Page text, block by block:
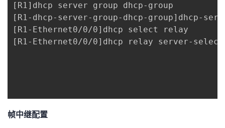
[R1]dhcp server group dhcp-group
[R1-dhcp-server-group-dhcp-group]dhcp-
[R1-Ethernet0/0/0]dhcp select relay
[R1-Ethernet0/0/0]dhcp relay server-select
帧中继配置